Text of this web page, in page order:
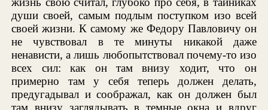
души своей, самым подлым поступком изо всей
своей жизни. К самому же Федору Павловичу он
не чувствовал в те минуты никакой даже
ненависти, а лишь любопытствовал почему-то изо
всех сил: как он там внизу ходит, что он
примерно там у себя теперь должен делать,
предугадывал и соображал, как он должен был
там внизу заглядывать в темные окна и вдруг